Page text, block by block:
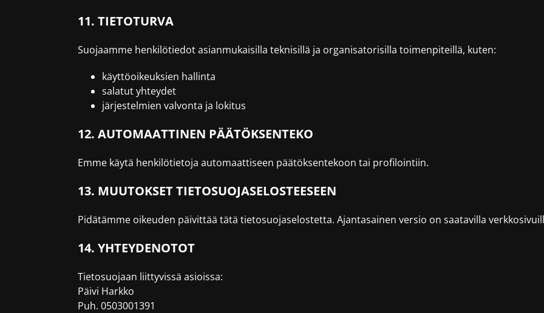
11. TIETOTURVA
Suojaamme henkilötiedot asianmukaisilla teknisillä ja organisatorisilla toimenpiteillä, kuten:
käyttöoikeuksien hallinta
salatut yhteydet
järjestelmien valvonta ja lokitus
12. AUTOMAATTINEN PÄÄTÖKSENTEKO
Emme käytä henkilötietoja automaattiseen päätöksentekoon tai profilointiin.
13. MUUTOKSET TIETOSUOJASELOSTEESEEN
Pidätämme oikeuden päivittää tätä tietosuojaselostetta. Ajantasainen versio on saatavilla
14. YHTEYDENOTOT
Tietosuojaan liittyvissä asioissa:
Päivi Harkko
Puh. 0503001391